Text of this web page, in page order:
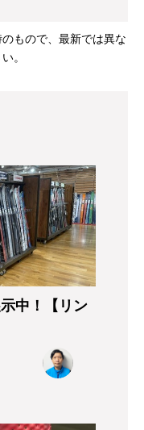
もので、最新では異な
。
中！【リン